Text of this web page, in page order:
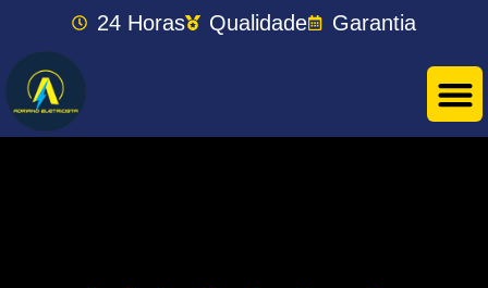
24 Horas Qualidade Garantia